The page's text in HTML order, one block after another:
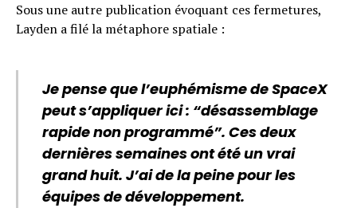
Sous une autre publication évoquant ces fermetures,
Layden a filé la métaphore spatiale :
Je pense que l’euphémisme de SpaceX
peut s’appliquer ici : “désassemblage
rapide non programmé”. Ces deux
dernières semaines ont été un vrai
grand huit. J’ai de la peine pour les
équipes de développement.